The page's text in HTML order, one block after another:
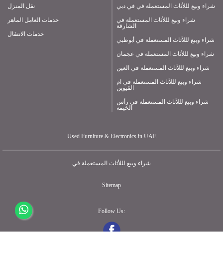
نقل المنزل
خدمات العامل الماهر
خدمات الانتقال
شراء وبيع لللأثاث المستعملة في في دبي
شراء وبيع لللأثاث المستعملة في
الشارقة
شراء وبيع لللأثاث المستعملة في أبوظبي
شراء وبيع لللأثاث المستعملة في عجمان
شراء وبيع لللأثاث المستعملة في العين
شراء وبيع لللأثاث المستعملة في ام
القيوين
شراء وبيع لللأثاث المستعملة في رأس
الخيمة
Used Furniture & Electronics in UAE
شراء وبيع لللأثاث المستعملة في
Sitemap
Follow Us: